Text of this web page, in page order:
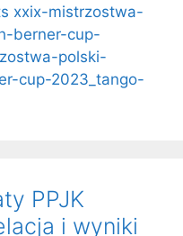
xxix-mistrzostwa-
berner-cup-
polski-
cup-2023_tango-
PPJK
i wyniki